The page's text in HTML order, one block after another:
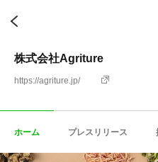
株式会社Agriture
https://agriture.jp/
ホーム プレスリリース